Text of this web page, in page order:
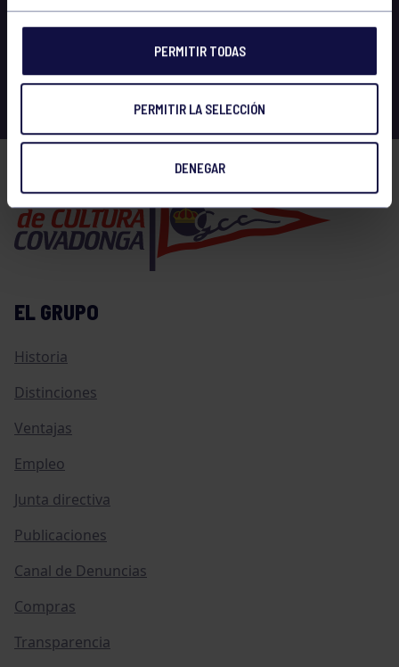
PERMITIR TODAS
PERMITIR LA SELECCIÓN
DENEGAR
EL GRUPO
Historia
Distinciones
Ventajas
Empleo
Junta directiva
Publicaciones
Canal de Denuncias
Compras
Transparencia